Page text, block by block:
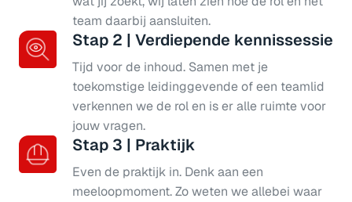
team daarbij aansluiten.
Stap 2 | Verdiepende kennissessie
Tijd voor de inhoud. Samen met je
toekomstige leidinggevende of een teamlid
verkennen we de rol en is er alle ruimte voor
jouw vragen.
Stap 3 | Praktijk
Even de praktijk in. Denk aan een
meeloopmoment. Zo weten we allebei waar